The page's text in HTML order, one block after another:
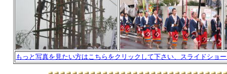
もっと写真を見たい方はこちらをクリックして下さい、スライドショ